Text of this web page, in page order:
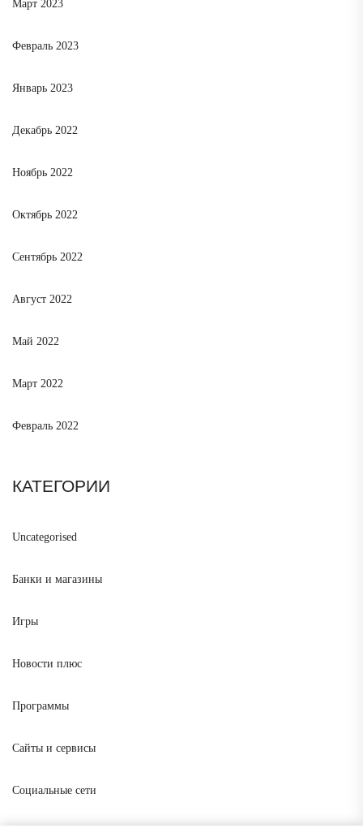
Март 2023
Февраль 2023
Январь 2023
Декабрь 2022
Ноябрь 2022
Октябрь 2022
Сентябрь 2022
Август 2022
Май 2022
Март 2022
Февраль 2022
КАТЕГОРИИ
Uncategorised
Банки и магазины
Игры
Новости плюс
Программы
Сайты и сервисы
Социальные сети